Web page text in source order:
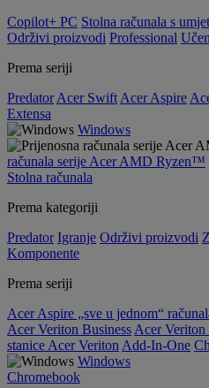
Copilot+ PC Stolna računala s
Održivi proizvodi Professional
Prema seriji
Predator Acer Swift Acer Aspire
Extensa
Windows
računala serije Acer AMD Ryzen™
Stolna računala
Prema kategoriji
Predator Igranje Održivi proizvodi
Komponente
Prema seriji
Acer Aspire „sve u jednom“
Acer Veriton Business Acer Veriton
stanice Acer Veriton Add-In-One
Windows
Chromebook